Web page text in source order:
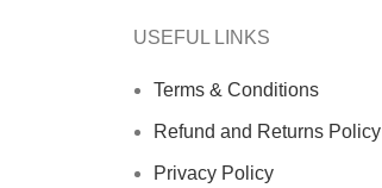
USEFUL LINKS
Terms & Conditions
Refund and Returns Policy
Privacy Policy